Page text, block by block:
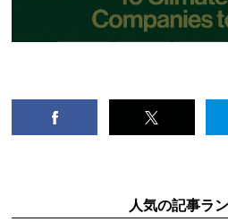
人気の記事ラ